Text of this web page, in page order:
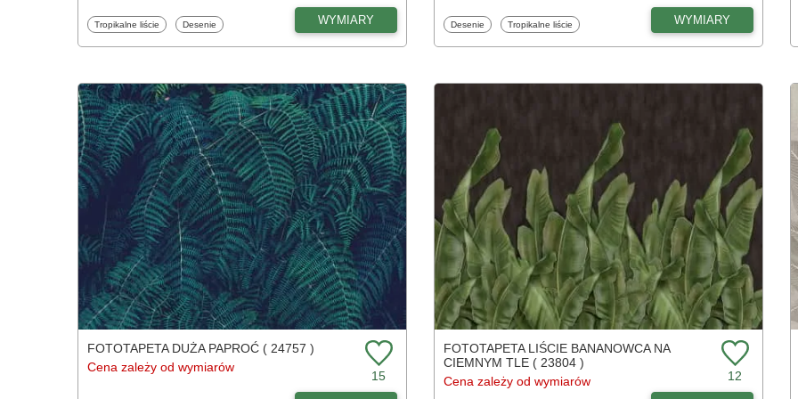
Fototapety
Tropikalne liście Fototapety
Desenie WYMIARY Fototapety
Desenie Fototapety
Tropikalne liście WYMIARY
FOTOTAPETA DUŻA PAPROĆ ( 24757 )
Cena zależy od wymiarów
15
FOTOTAPETA LIŚCIE BANANOWCA NA
CIEMNYM TLE ( 23804 )
Cena zależy od wymiarów
12